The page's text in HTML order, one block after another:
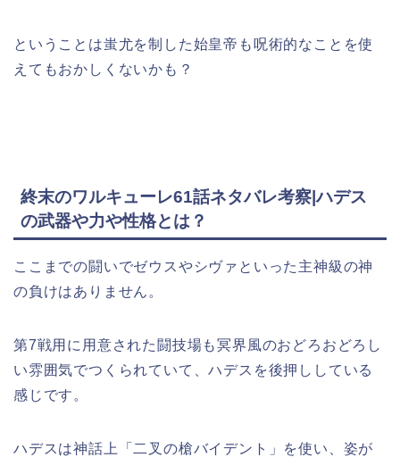
ということは蚩尤を制した始皇帝も呪術的なことを使
えてもおかしくないかも？
終末のワルキューレ61話ネタバレ考察|ハデス
の武器や力や性格とは？
ここまでの闘いでゼウスやシヴァといった主神級の神
の負けはありません。
第7戦用に用意された闘技場も冥界風のおどろおどろし
い雰囲気でつくられていて、ハデスを後押ししている
感じです。
ハデスは神話上「二叉の槍バイデント」を使い、姿が